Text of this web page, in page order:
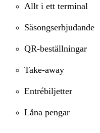
Allt i ett terminal
Säsongserbjudande
QR-beställningar
Take-away
Entrébiljetter
Låna pengar